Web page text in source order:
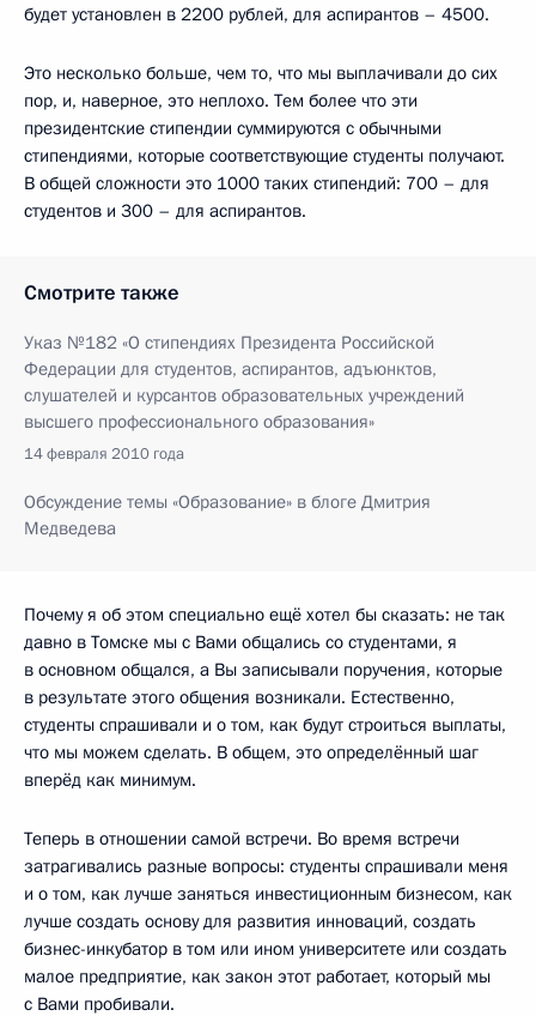
будет установлен в 2200 рублей, для аспирантов – 4500.
Это несколько больше, чем то, что мы выплачивали до сих
пор, и, наверное, это неплохо. Тем более что эти
президентские стипендии суммируются с обычными
стипендиями, которые соответствующие студенты получают.
В общей сложности это 1000 таких стипендий: 700 – для
студентов и 300 – для аспирантов.
Смотрите также
Указ №182 «О стипендиях Президента Российской
Федерации для студентов, аспирантов, адъюнктов,
слушателей и курсантов образовательных учреждений
высшего профессионального образования»
14 февраля 2010 года
Обсуждение темы «Образование» в блоге Дмитрия
Медведева
Почему я об этом специально ещё хотел бы сказать: не так
давно в Томске мы с Вами общались со студентами, я
в основном общался, а Вы записывали поручения, которые
в результате этого общения возникали. Естественно,
студенты спрашивали и о том, как будут строиться выплаты,
что мы можем сделать. В общем, это определённый шаг
вперёд как минимум.
Теперь в отношении самой встречи. Во время встречи
затрагивались разные вопросы: студенты спрашивали меня
и о том, как лучше заняться инвестиционным бизнесом, как
лучше создать основу для развития инноваций, создать
бизнес-инкубатор в том или ином университете или создать
малое предприятие, как закон этот работает, который мы
с Вами пробивали.